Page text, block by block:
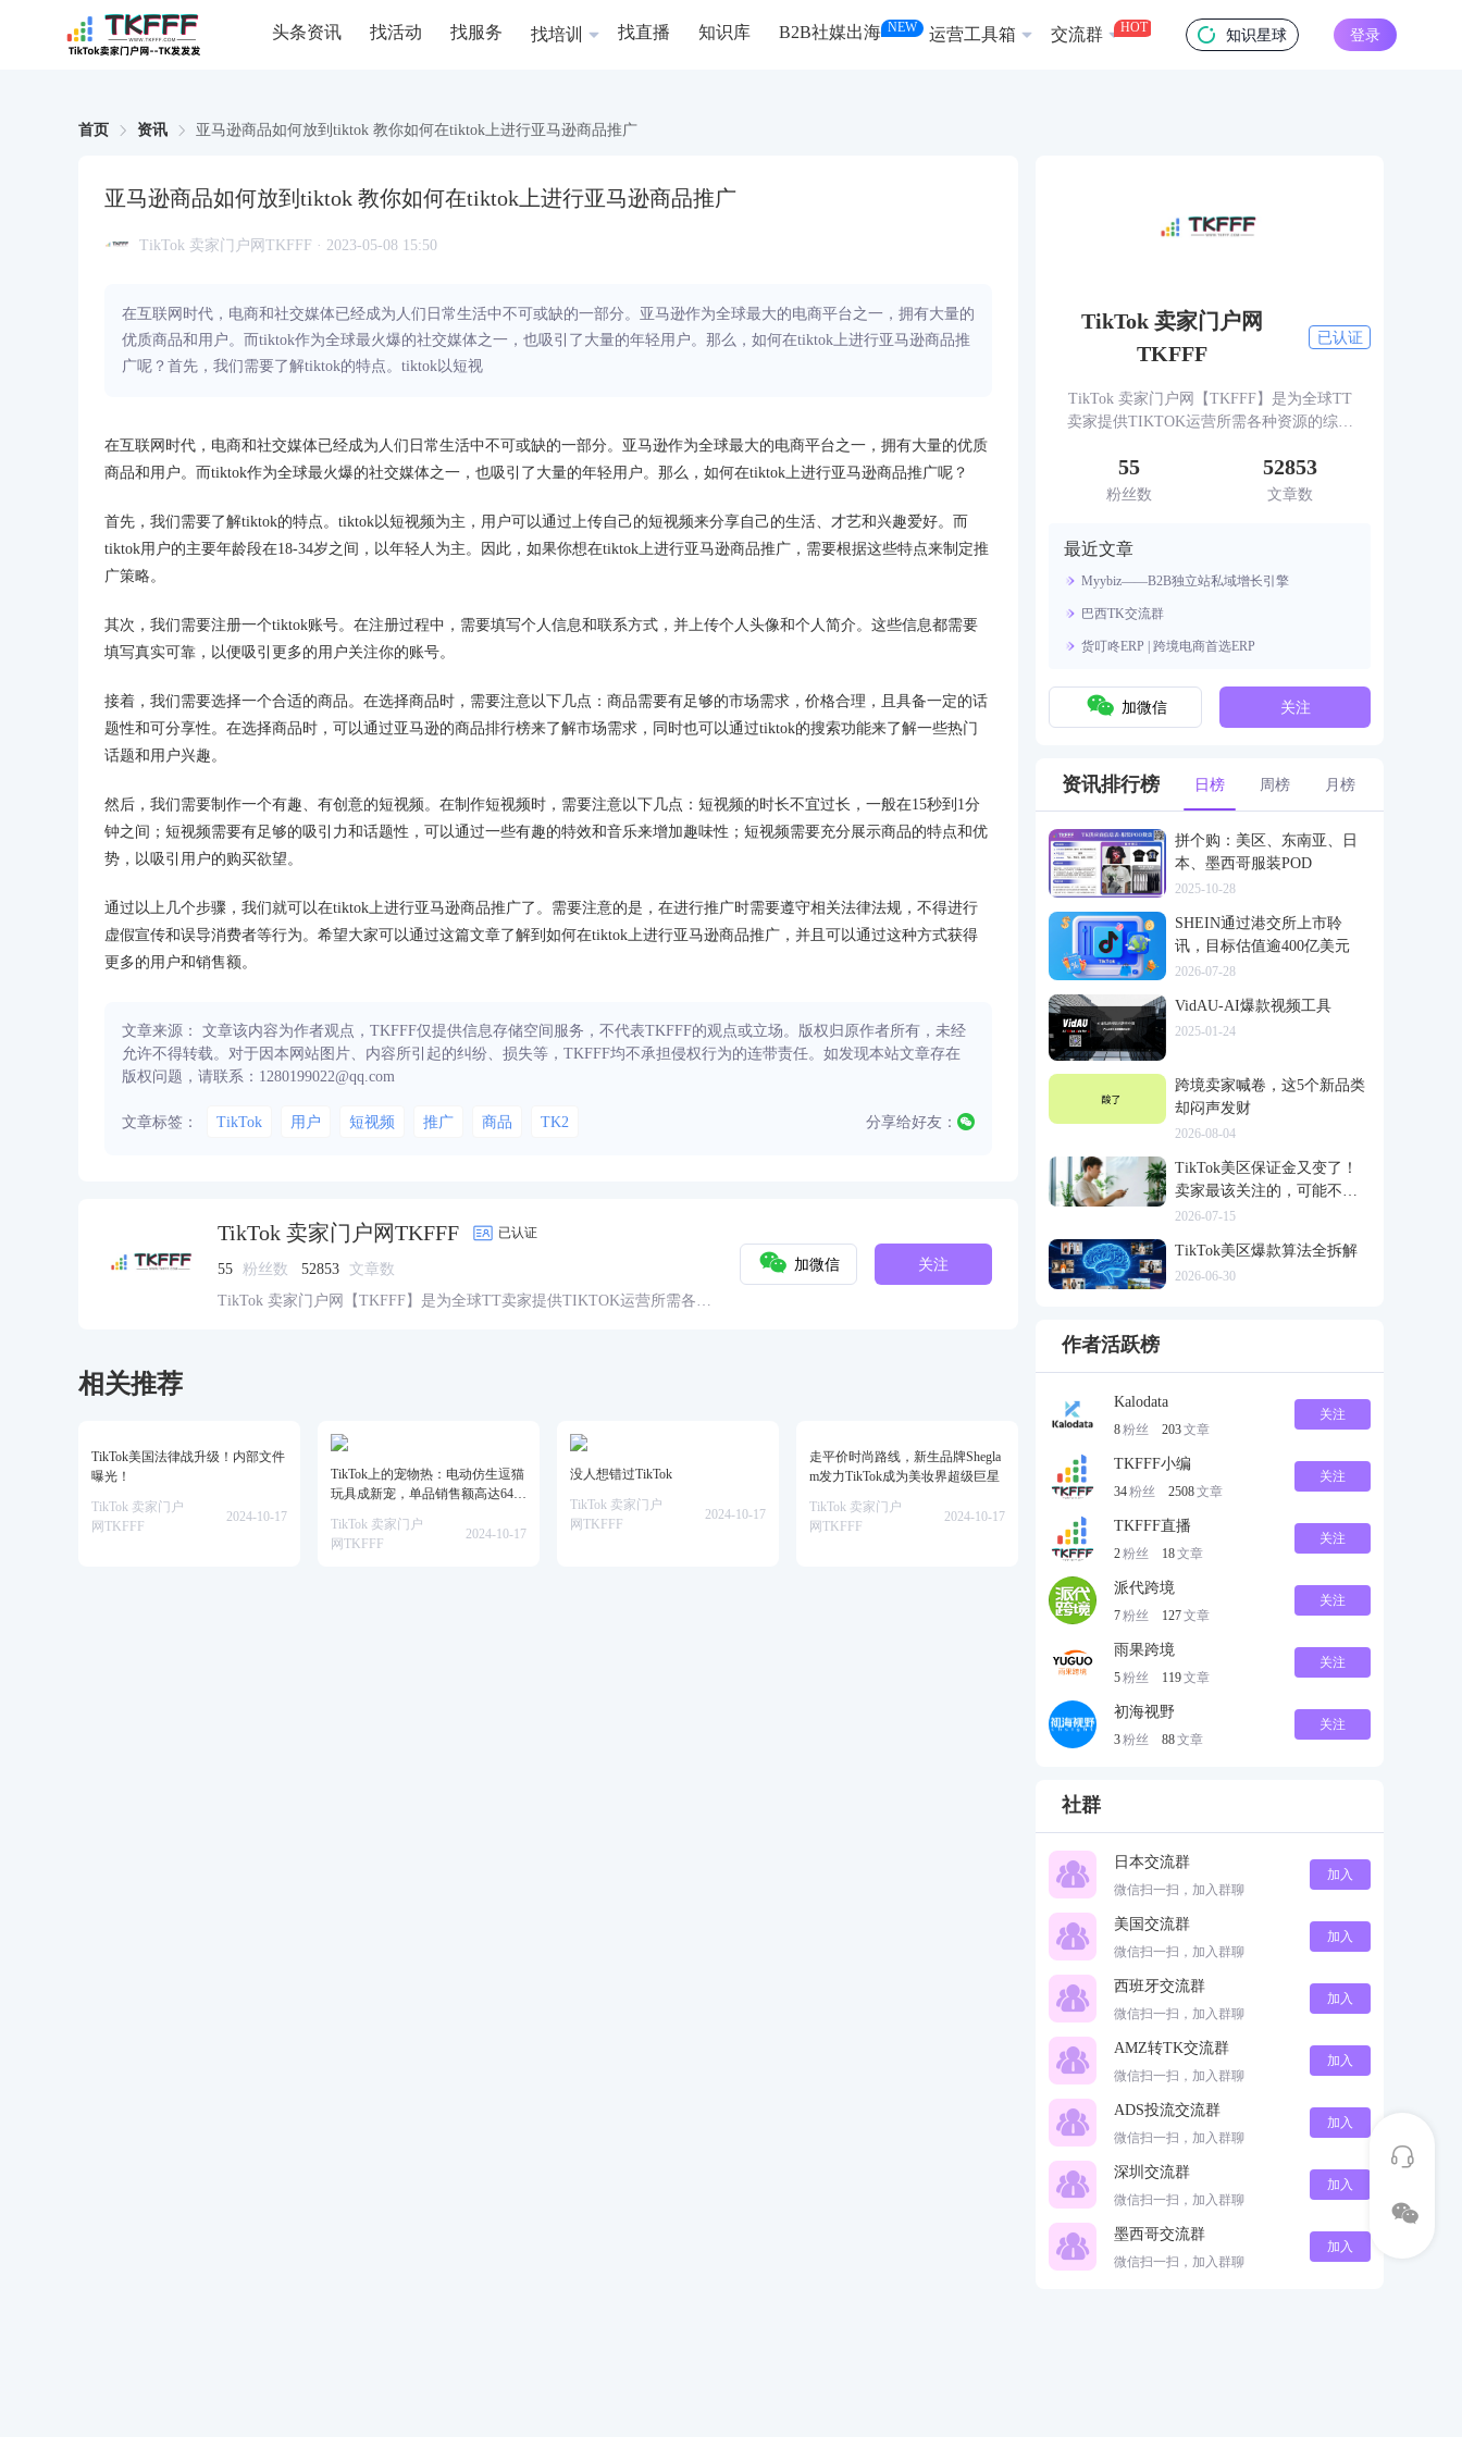
头条资讯 找活动 找服务 找培训 找直播 知识库 B2B社媒出海 NEW 运营工具箱 交流群 HOT 知识星球 登录
首页 资讯 亚马逊商品如何放到tiktok 教你如何在tiktok上进行亚马逊商品推广
亚马逊商品如何放到tiktok 教你如何在tiktok上进行亚马逊商品推广
TikTok 卖家门户网TKFFF · 2023-05-08 15:50
在互联网时代，电商和社交媒体已经成为人们日常生活中不可或缺的一部分。亚马逊作为全球最大的电商平台之一，拥有大量的
优质商品和用户。而tiktok作为全球最火爆的社交媒体之一，也吸引了大量的年轻用户。那么，如何在tiktok上进行亚马逊商品推
广呢？首先，我们需要了解tiktok的特点。tiktok以短视
在互联网时代，电商和社交媒体已经成为人们日常生活中不可或缺的一部分。亚马逊作为全球最大的电商平台之一，拥有大量的优质
商品和用户。而tiktok作为全球最火爆的社交媒体之一，也吸引了大量的年轻用户。那么，如何在tiktok上进行亚马逊商品推广呢？
首先，我们需要了解tiktok的特点。tiktok以短视频为主，用户可以通过上传自己的短视频来分享自己的生活、才艺和兴趣爱好。而
tiktok用户的主要年龄段在18-34岁之间，以年轻人为主。因此，如果你想在tiktok上进行亚马逊商品推广，需要根据这些特点来制定推
广策略。
其次，我们需要注册一个tiktok账号。在注册过程中，需要填写个人信息和联系方式，并上传个人头像和个人简介。这些信息都需要
填写真实可靠，以便吸引更多的用户关注你的账号。
接着，我们需要选择一个合适的商品。在选择商品时，需要注意以下几点：商品需要有足够的市场需求，价格合理，且具备一定的话
题性和可分享性。在选择商品时，可以通过亚马逊的商品排行榜来了解市场需求，同时也可以通过tiktok的搜索功能来了解一些热门
话题和用户兴趣。
然后，我们需要制作一个有趣、有创意的短视频。在制作短视频时，需要注意以下几点：短视频的时长不宜过长，一般在15秒到1分
钟之间；短视频需要有足够的吸引力和话题性，可以通过一些有趣的特效和音乐来增加趣味性；短视频需要充分展示商品的特点和优
势，以吸引用户的购买欲望。
通过以上几个步骤，我们就可以在tiktok上进行亚马逊商品推广了。需要注意的是，在进行推广时需要遵守相关法律法规，不得进行
虚假宣传和误导消费者等行为。希望大家可以通过这篇文章了解到如何在tiktok上进行亚马逊商品推广，并且可以通过这种方式获得
更多的用户和销售额。
文章来源： 文章该内容为作者观点，TKFFF仅提供信息存储空间服务，不代表TKFFF的观点或立场。版权归原作者所有，未经
允许不得转载。对于因本网站图片、内容所引起的纠纷、损失等，TKFFF均不承担侵权行为的连带责任。如发现本站文章存在
版权问题，请联系：1280199022@qq.com
文章标签： TikTok 用户 短视频 推广 商品 TK2 分享给好友：
TikTok 卖家门户网TKFFF 已认证
55 粉丝数 52853
文章数
TikTok 卖家门户网【TKFFF】是为全球TT卖家提供TIKTOK运营所需各种
加微信 关注
相关推荐
TikTok美国法律战升级！内部文件
曝光！
TikTok 卖家门户
网TKFFF
2024-10-17
TikTok上的宠物热：电动仿生逗猫
玩具成新宠，单品销售额高达64万
TikTok 卖家门户
网TKFFF
2024-10-17
没人想错过TikTok
TikTok 卖家门户
网TKFFF
2024-10-17
走平价时尚路线，新生品牌Shegla
m发力TikTok成为美妆界超级巨星
TikTok 卖家门户
网TKFFF
2024-10-17
TikTok 卖家门户网
TKFFF
已认证
TikTok 卖家门户网【TKFFF】是为全球TT
卖家提供TIKTOK运营所需各种资源的综合
坛、社群、活动、人脉、货盘、教学等必备
55
粉丝数
52853
文章数
最近文章
Myybiz——B2B独立站私域增长引擎
巴西TK交流群
货叮咚ERP | 跨境电商首选ERP
加微信 关注
资讯排行榜 日榜 周榜 月榜
拼个购：美区、东南亚、日
本、墨西哥服装POD
2025-10-28
SHEIN通过港交所上市聆
讯，目标估值逾400亿美元
2026-07-28
VidAU-AI爆款视频工具
2025-01-24
跨境卖家喊卷，这5个新品类
却闷声发财
2026-08-04
TikTok美区保证金又变了！
卖家最该关注的，可能不是
多交钱
2026-07-15
TikTok美区爆款算法全拆解
2026-06-30
作者活跃榜
Kalodata
8粉丝 203文章
关注
TKFFF小编
34粉丝 2508文章
关注
TKFFF直播
2粉丝 18文章
关注
派代跨境
7粉丝 127文章
关注
雨果跨境
5粉丝 119文章
关注
初海视野
3粉丝 88文章
关注
社群
日本交流群
微信扫一扫，加入群聊
加入
美国交流群
微信扫一扫，加入群聊
加入
西班牙交流群
微信扫一扫，加入群聊
加入
AMZ转TK交流群
微信扫一扫，加入群聊
加入
ADS投流交流群
微信扫一扫，加入群聊
加入
深圳交流群
微信扫一扫，加入群聊
加入
墨西哥交流群
微信扫一扫，加入群聊
加入